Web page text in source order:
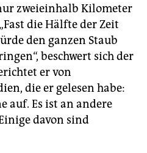
zweieinhalb Kilometer
die Hälfte der Zeit
den ganzen Staub
beschwert sich der
er von
die er gelesen habe:
Es ist an andere
davon sind